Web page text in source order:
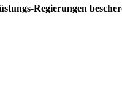
Regierungen